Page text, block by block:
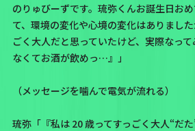
のりゅびーずです。琉弥くんお誕生日お
て、環境の変化や心境の変化はありまし
ごく大人だと思っていたけど、実際なっ
なくてお酒が飲めっ…』」
（メッセージを噛んで電気が流れる）
琉弥「『私は 20 歳ってすっごく大人“だた